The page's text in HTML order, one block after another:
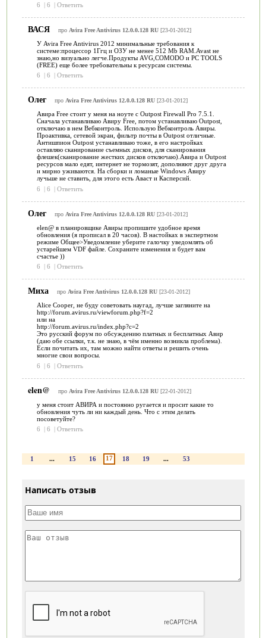
6
| 6 | Ответить
ВАСЯ про Avira Free Antivirus 12.0.0.128 RU[23-01-2012]
У Avira Free Antivirus 2012 минимальные требования к
системе:процессор 1Ггц и ОЗУ не менее 512 Mb RAM.Avast не
знаю,но визуально легче.Продукты AVG,COMODO и PC TOOLS
(FREE) еще более требовательны к ресурсам системы.
6
| 6 | Ответить
Олег про Avira Free Antivirus 12.0.0.128 RU[23-01-2012]
Авира Free стоит у меня на ноуте с Outpost Firewall Pro 7.5.1.
Сначала устанавливаю Авиру Free, потом устанавливаю Outpost,
отключаю в нем Вебконтроль. Использую Вебконтроль Авиры.
Проактивка, сетевой экран, фильтр почты в Outpost отличные.
Антишпион Outpost устанавливаю тоже, в его настройках
оставляю сканирование съемных дисков, для сканирования
флешек(сканирование жестких дисков отключаю).Авира и Outpost
ресурсов мало едят, интернет не тормозят, дополняют друг друга
и мирно уживаются. На сборки и ломаные Windows Авиру
лучьше не ставить, для этого есть Аваст и Касперсий.
6
| 6 | Ответить
Олег про Avira Free Antivirus 12.0.0.128 RU[23-01-2012]
elen@ в планировщике Авиры пропишите удобное время
обновления (я прописал в 20 часов). В настойках в экспертном
режиме Общее>Уведомление уберите галочку уведомлять об
устарейшем VDF файле. Сохраните изменения и будет вам
счастье ))
6
| 6 | Ответить
Миха про Avira Free Antivirus 12.0.0.128 RU[23-01-2012]
Alice Cooper, не буду советовать наугад, лучше загляните на
http://forum.avirus.ru/viewforum.php?f=2
или на
http://forum.avirus.ru/index.php?c=2
Это русский форум по обсуждению платных и бесплатных Авир
(даю обе ссылки, т.к. не знаю, в чём именно возникла проблема).
Если почитать их, там можно найти ответы и решить очень
многие свои вопросы.
6
| 6 | Ответить
elen@ про Avira Free Antivirus 12.0.0.128 RU[22-01-2012]
у меня стоит АВИРА и постоянно ругается и просит какие то
обновления чуть ли ни каждый день. Что с этим делать
посоветуйте?
6
| 6 | Ответить
1 ... 15 16 17 18 19 ... 53
Написать отзыв